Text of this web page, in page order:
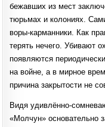
бежавших из мест
тюрьмах и колониях.
воры-карманники. Как
терять нечего. Убивают
появляются
на войне, а в мирное
причина закрытости не
Видя удивлённо-
«Молчун» основательно